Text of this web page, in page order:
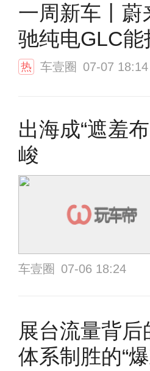
一周新车丨
驰纯电GLC能
热 车壹圈 07-07 18:14
出海成“遮羞
峻
车壹圈 07-06 18:24
展台流量背后
体系制胜的“